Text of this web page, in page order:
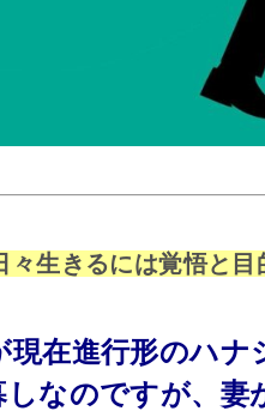
々生きるには覚悟と目
在進行形のハナ
なのですが、妻